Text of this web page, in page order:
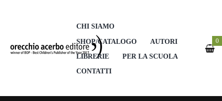
CHI SIAMO
SHOP/CATALOGO
AUTORI
LIBRERIE
PER LA SCUOLA
CONTATTI
0